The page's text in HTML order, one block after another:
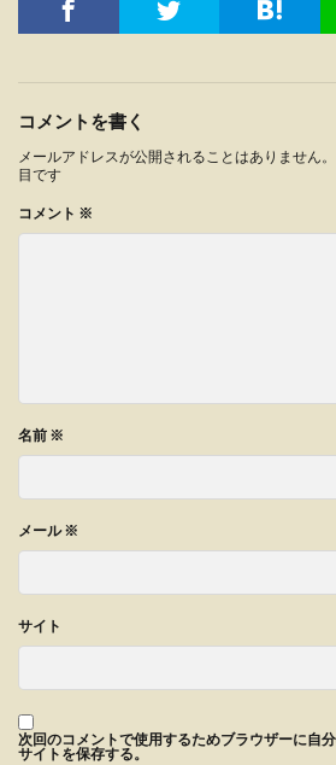
コメントを書く
メールアドレスが公開されることはありません。
目です
コメント ※
名前 ※
メール※
サイト
次回のコメントで使用するためブラウザーに自
サイトを保存する。